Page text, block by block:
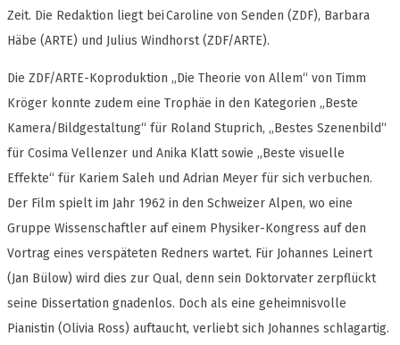
Zeit. Die Redaktion liegt bei Caroline von Senden (ZDF), Barbara
Häbe (ARTE) und Julius Windhorst (ZDF/ARTE).
Die ZDF/ARTE-Koproduktion „Die Theorie von Allem“ von Timm
Kröger konnte zudem eine Trophäe in den Kategorien „Beste
Kamera/Bildgestaltung“ für Roland Stuprich, „Bestes Szenenbild“
für Cosima Vellenzer und Anika Klatt sowie „Beste visuelle
Effekte“ für Kariem Saleh und Adrian Meyer für sich verbuchen.
Der Film spielt im Jahr 1962 in den Schweizer Alpen, wo eine
Gruppe Wissenschaftler auf einem Physiker-Kongress auf den
Vortrag eines verspäteten Redners wartet. Für Johannes Leinert
(Jan Bülow) wird dies zur Qual, denn sein Doktorvater zerpflückt
seine Dissertation gnadenlos. Doch als eine geheimnisvolle
Pianistin (Olivia Ross) auftaucht, verliebt sich Johannes schlagartig.